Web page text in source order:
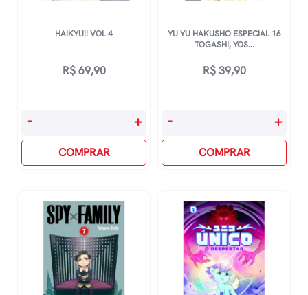
HAIKYU!! VOL 4
R$69,90
Haikyu!!
quantidade
- +
COMPRAR
YU YU HAKUSHO ESPECIAL 16
TOGASHI, YOS...
R$39,90
Yu
Hakusho
Especial
Togashi,
Yoshihiro
quantidade
- +
COMPRAR